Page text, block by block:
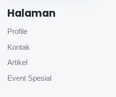
Halaman
Profile
Kontak
Artikel
Event Spesial